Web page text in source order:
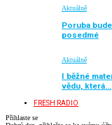
Aktuálně
Poruba
posedmé
Aktuálně
I běžné
vědu, která…
FRESH RADIO
Přihlaste se